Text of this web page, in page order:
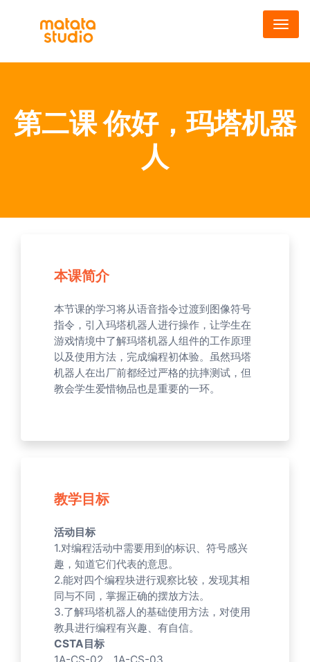
主
容
第二课 你好，玛塔机器
人
本课简介
本节课的学习将从语音指令过渡到图像符号
指令，引入玛塔机器人进行操作，让学生在
游戏情境中了解玛塔机器人组件的工作原理
以及使用方法，完成编程初体验。虽然玛塔
机器人在出厂前都经过严格的抗摔测试，但
教会学生爱惜物品也是重要的一环。
教学目标
活动目标
1.对编程活动中需要用到的标识、符号感兴
趣，知道它们代表的意思。
2.能对四个编程块进行观察比较，发现其相
同与不同，掌握正确的摆放方法。
3.了解玛塔机器人的基础使用方法，对使用
教具进行编程有兴趣、有自信。
CSTA目标